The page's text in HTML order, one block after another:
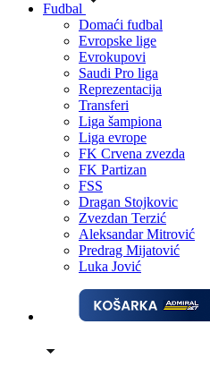
Fudbal
Domaći fudbal
Evropske lige
Evrokupovi
Saudi Pro liga
Reprezentacija
Transferi
Liga šampiona
Liga evrope
FK Crvena zvezda
FK Partizan
FSS
Dragan Stojkovic
Zvezdan Terzić
Aleksandar Mitrović
Predrag Mijatović
Luka Jović